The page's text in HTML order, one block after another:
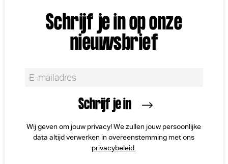
Schrijf je in op onze
nieuwsbrief
Wij geven om jouw privacy! We zullen jouw persoonlijke
data altijd verwerken in overeenstemming met ons
privacybeleid